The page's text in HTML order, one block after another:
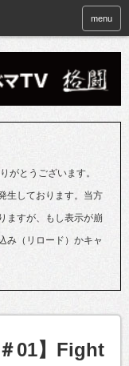
menu
がとうございます。
生しております。当方
ますが、もし表示が崩
み（リロード）かキャ
01】Fight